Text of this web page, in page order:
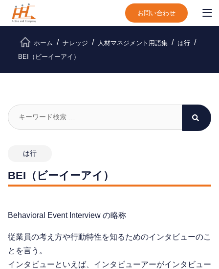
お問い合わせ
ホーム ナレッジ 人材マネジメント用語集
は行
BEI（ビーイーアイ）
は行
BEI（ビーイーアイ）
Behavioral Event Interview の略称
従業員の考え方や行動特性を知るためのインタビューのこ
とを言う。
インタビューといえば、インタビューアーがインタビュー